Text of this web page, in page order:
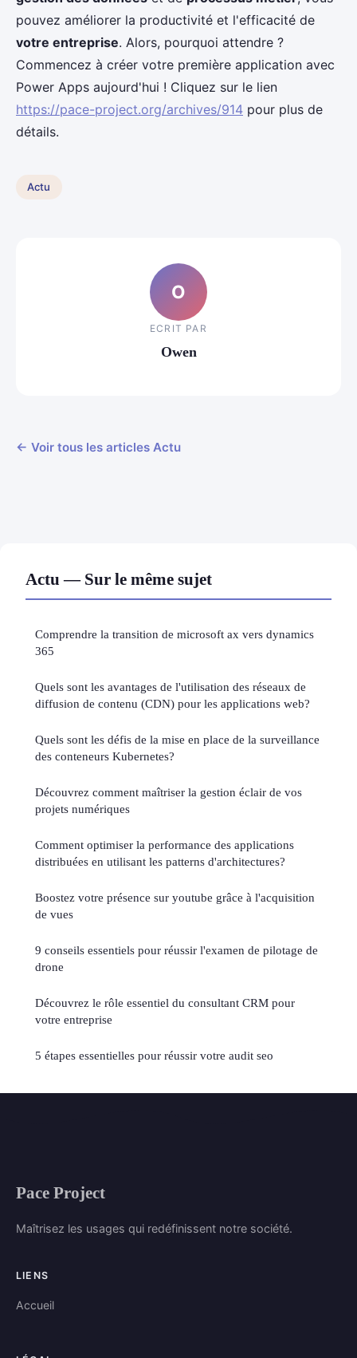
pouvez améliorer la productivité et l'efficacité de
votre entreprise. Alors, pourquoi attendre ?
Commencez à créer votre première application avec
Power Apps aujourd'hui ! Cliquez sur le lien
https://pace-project.org/archives/914 pour plus de
détails.
Actu
O
ECRIT PAR
Owen
← Voir tous les articles Actu
Actu — Sur le même sujet
Comprendre la transition de microsoft ax vers dynamics
365
Quels sont les avantages de l'utilisation des réseaux de
diffusion de contenu (CDN) pour les applications web?
Quels sont les défis de la mise en place de la surveillance
des conteneurs Kubernetes?
Découvrez comment maîtriser la gestion éclair de vos
projets numériques
Comment optimiser la performance des applications
distribuées en utilisant les patterns d'architectures?
Boostez votre présence sur youtube grâce à l'acquisition
de vues
9 conseils essentiels pour réussir l'examen de pilotage de
drone
Découvrez le rôle essentiel du consultant CRM pour
votre entreprise
5 étapes essentielles pour réussir votre audit seo
Pace Project
Maîtrisez les usages qui redéfinissent notre société.
LIENS
Accueil